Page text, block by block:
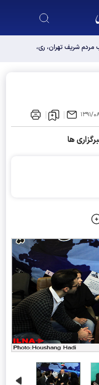
شریف تهران، ری،
۰۸/۱۰
ها